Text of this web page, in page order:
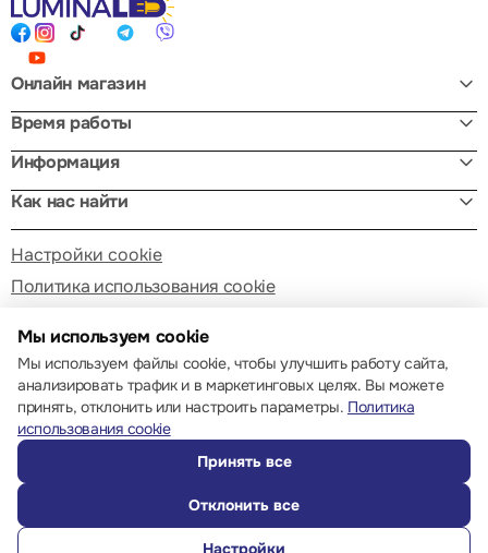
Онлайн магазин
Время работы
Информация
Как нас найти
Настройки cookie
Политика использования cookie
© 2013 – 2026 ECOM
Мы используем cookie
Мы используем файлы cookie, чтобы улучшить работу сайта,
анализировать трафик и в маркетинговых целях. Вы можете
принять, отклонить или настроить параметры. Политика
использования cookie
Принять все
Отклонить все
Настройки